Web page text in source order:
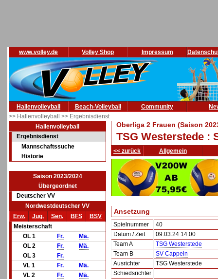
www.volley.de Volley Shop Impressum
Hallenvolleyball Beach-Volleyball Community
>> Hallenvolleyball >> Ergebnisdienst
Hallenvolleyball
Ergebnisdienst
Mannschaftssuche
Historie
Saison 2023/2024
Übergeordnet
Deutscher VV
Nordwestdeutscher VV
Erw.
Jug. Sen. BFS
BSV
Meisterschaft
OL 1
Fr.
Mä.
OL 2
Fr.
Mä.
OL 3
Fr.
VL 1
Fr.
Mä.
VL 2
Fr.
Mä.
Oberliga 2 Frauen (Saison
TSG Westerstede :
<< zurück Allgemein
Ansetzung
Spielnummer
40
Datum / Zeit
09.03.24 14:00
Team A
TSG Westerstede
Team B
SV Cappeln
Ausrichter
TSG Westerstede
Schiedsrichter